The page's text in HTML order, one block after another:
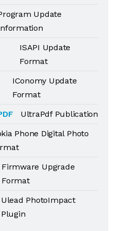
Update
ISAPI Update
Format
IConomy Update
Format
UltraPdf Publication
Phone Digital Photo
Firmware Upgrade
Format
Ulead PhotoImpact
Plugin